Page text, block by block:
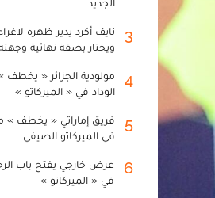
3
نايف أكرد يدير ظهره
ويختار بصفة نهائية
4
مولودية الجزائر « يخطف
الوداد في « الميركاتو »
5
فريق إماراتي « يخطف »
في الميركاتو الصيفي
6
عرض خارجي يفتح باب
في « الميركاتو »